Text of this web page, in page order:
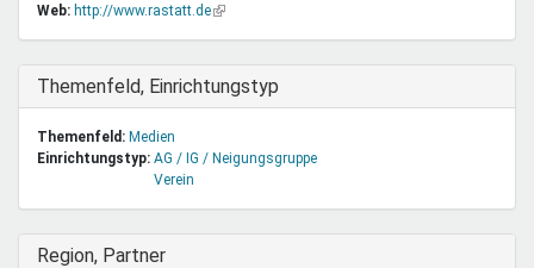
Web: http://www.rastatt.de(Link
Ausblenden
Themenfeld, Einrichtungstyp
Themenfeld: Medien
Einrichtungstyp: AG / IG / Neigungsgruppe
Verein
Ausblenden
Region, Partner